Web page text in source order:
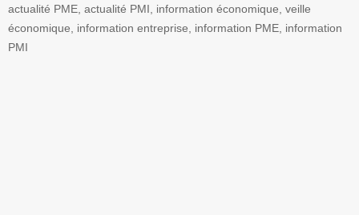
actualité PME, actualité PMI, information économique, veille
économique, information entreprise, information PME, information
PMI